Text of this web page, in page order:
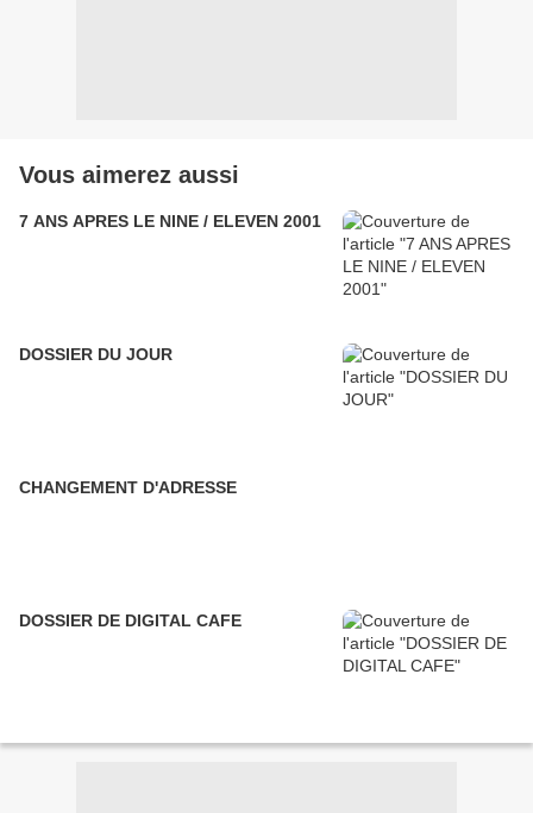
Vous aimerez aussi
7 ANS APRES LE NINE / ELEVEN 2001
DOSSIER DU JOUR
CHANGEMENT D'ADRESSE
DOSSIER DE DIGITAL CAFE